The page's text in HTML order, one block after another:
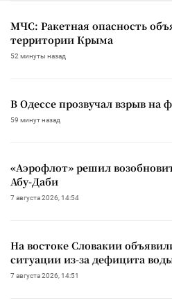
МЧС: Ракетная опасность
территории Крыма
52 минуты назад
В Одессе прозвучал взрыв на
59 минут назад
«Аэрофлот» решил
Абу-Даби
7 августа 2026, 14:54
На востоке Словакии
ситуации из-за дефицита
7 августа 2026, 14:51